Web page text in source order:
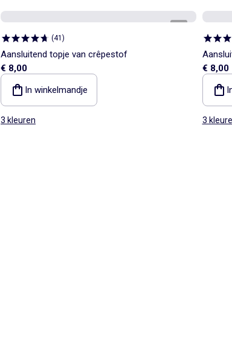
(41 )
Aansluitend topje van crêpestof
€ 8,00
In winkelmandje
3 kleuren
€ 8,00
3